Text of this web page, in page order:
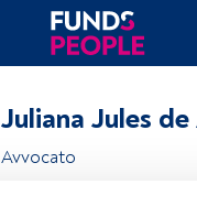
Juliana Jules
Avvocato